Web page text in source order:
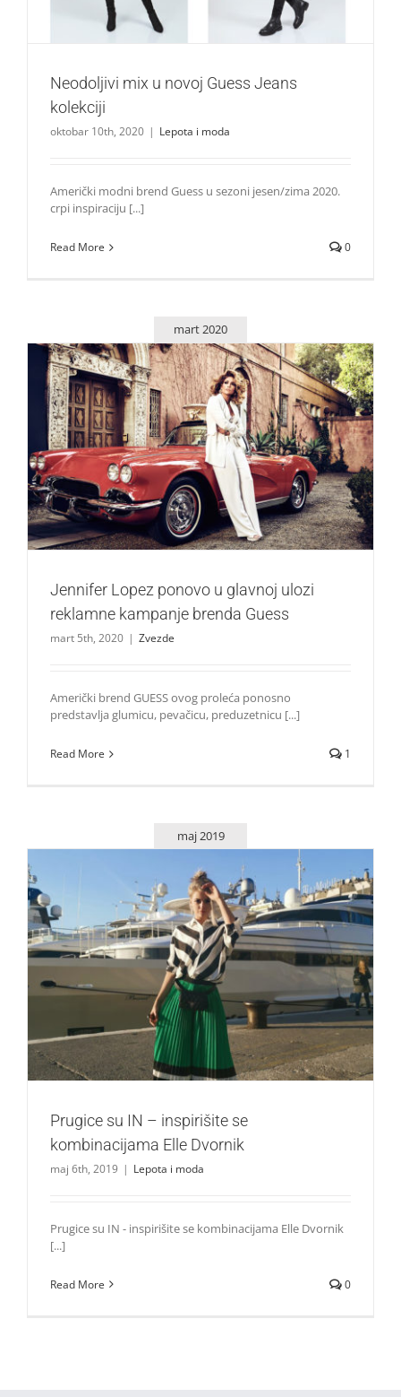
Neodoljivi mix u novoj Guess Jeans
kolekciji
oktobar 10th, 2020 | Lepota i moda
Američki modni brend Guess u sezoni jesen/zima 2020.
crpi inspiraciju [...]
Read More 0
mart 2020
Jennifer Lopez ponovo u glavnoj ulozi reklamne kampanje
brenda Guess
Zvezde
Jennifer Lopez ponovo u glavnoj ulozi
reklamne kampanje brenda Guess
mart 5th, 2020 | Zvezde
Američki brend GUESS ovog proleća ponosno
predstavlja glumicu, pevačicu, preduzetnicu [...]
Read More 1
maj 2019
Prugice su IN – inspirišite se kombinacijama Elle Dvornik
Lepota i moda
Prugice su IN – inspirišite se
kombinacijama Elle Dvornik
maj 6th, 2019 | Lepota i moda
Prugice su IN - inspirišite se kombinacijama Elle Dvornik
[...]
Read More 0